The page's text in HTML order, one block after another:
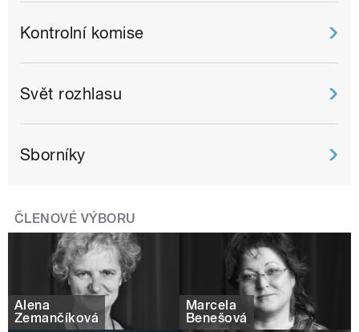
Kontrolní komise
Svět rozhlasu
Sborníky
ČLENOVÉ VÝBORU
Alena
Zemančíková
Marcela
Benešová